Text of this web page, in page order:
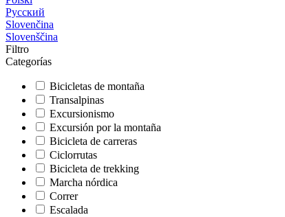
Русский
Slovenčina
Slovenščina
Filtro
Categorías
Bicicletas de montaña
Transalpinas
Excursionismo
Excursión por la montaña
Bicicleta de carreras
Ciclorrutas
Bicicleta de trekking
Marcha nórdica
Correr
Escalada